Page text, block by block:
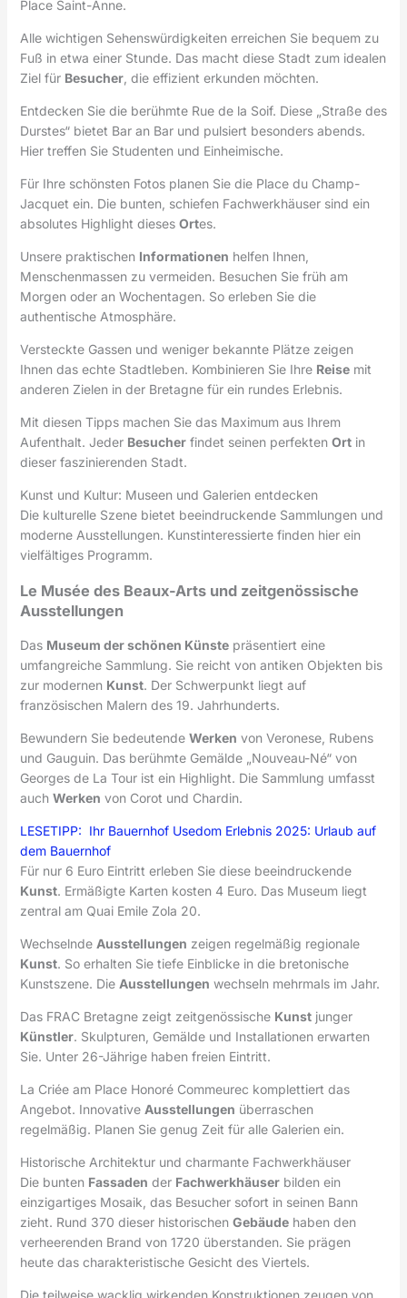
Place Saint-Anne.
Alle wichtigen Sehenswürdigkeiten erreichen Sie bequem zu
Fuß in etwa einer Stunde. Das macht diese Stadt zum idealen
Ziel für Besucher, die effizient erkunden möchten.
Entdecken Sie die berühmte Rue de la Soif. Diese „Straße des
Durstes“ bietet Bar an Bar und pulsiert besonders abends.
Hier treffen Sie Studenten und Einheimische.
Für Ihre schönsten Fotos planen Sie die Place du Champ-
Jacquet ein. Die bunten, schiefen Fachwerkhäuser sind ein
absolutes Highlight dieses Ortes.
Unsere praktischen Informationen helfen Ihnen,
Menschenmassen zu vermeiden. Besuchen Sie früh am
Morgen oder an Wochentagen. So erleben Sie die
authentische Atmosphäre.
Versteckte Gassen und weniger bekannte Plätze zeigen
Ihnen das echte Stadtleben. Kombinieren Sie Ihre Reisemit
anderen Zielen in der Bretagne für ein rundes Erlebnis.
Mit diesen Tipps machen Sie das Maximum aus Ihrem
Aufenthalt. Jeder Besucherfindet seinen perfekten Ortin
dieser faszinierenden Stadt.
Kunst und Kultur: Museen und Galerien entdecken
Die kulturelle Szene bietet beeindruckende Sammlungen und
moderne Ausstellungen. Kunstinteressierte finden hier ein
vielfältiges Programm.
Le Musée des Beaux-Arts und zeitgenössische
Ausstellungen
Das Museum der schönen Künstepräsentiert eine
umfangreiche Sammlung. Sie reicht von antiken Objekten bis
zur modernen Kunst. Der Schwerpunkt liegt auf
französischen Malern des 19. Jahrhunderts.
Bewundern Sie bedeutende Werken von Veronese, Rubens
und Gauguin. Das berühmte Gemälde „Nouveau-Né“ von
Georges de La Tour ist ein Highlight. Die Sammlung umfasst
auch Werken von Corot und Chardin.
LESETIPP: Ihr Bauernhof Usedom Erlebnis 2025: Urlaub auf
dem Bauernhof
Für nur 6 Euro Eintritt erleben Sie diese beeindruckende
Kunst. Ermäßigte Karten kosten 4 Euro. Das Museum liegt
zentral am Quai Emile Zola 20.
Wechselnde Ausstellungen zeigen regelmäßig regionale
Kunst. So erhalten Sie tiefe Einblicke in die bretonische
Kunstszene. Die Ausstellungen wechseln mehrmals im Jahr.
Das FRAC Bretagne zeigt zeitgenössische Kunstjunger
Künstler. Skulpturen, Gemälde und Installationen erwarten
Sie. Unter 26-Jährige haben freien Eintritt.
La Criée am Place Honoré Commeurec komplettiert das
Angebot. Innovative Ausstellungen überraschen
regelmäßig. Planen Sie genug Zeit für alle Galerien ein.
Historische Architektur und charmante Fachwerkhäuser
Die bunten Fassaden der Fachwerkhäuserbilden ein
einzigartiges Mosaik, das Besucher sofort in seinen Bann
zieht. Rund 370 dieser historischen Gebäudehaben den
verheerenden Brand von 1720 überstanden. Sie prägen
heute das charakteristische Gesicht des Viertels.
Die teilweise wacklig wirkenden Konstruktionen zeugen von